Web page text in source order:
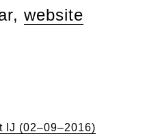
website
IJ (02–09–2016)